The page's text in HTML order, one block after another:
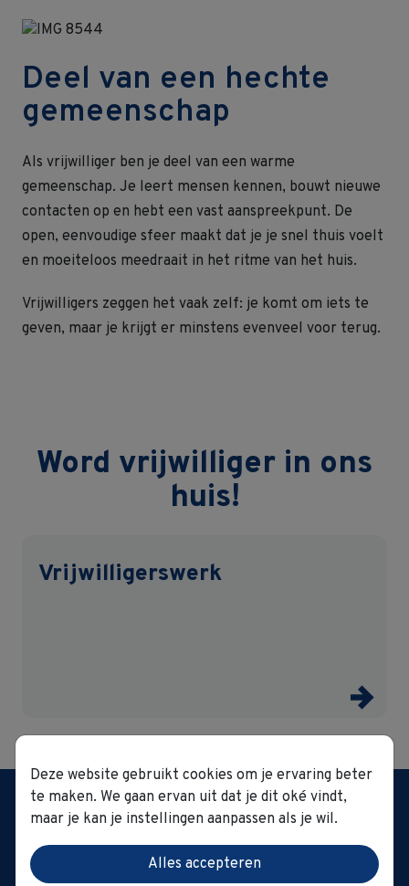
Deel van een hechte
gemeenschap
Als vrijwilliger ben je deel van een warme
gemeenschap. Je leert mensen kennen, bouwt nieuwe
contacten op en hebt een vast aanspreekpunt. De
open, eenvoudige sfeer maakt dat je je snel thuis voelt
en moeiteloos meedraait in het ritme van het huis.
Vrijwilligers zeggen het vaak zelf: je komt om iets te
geven, maar je krijgt er minstens evenveel voor terug.
Word vrijwilliger in ons
huis!
Vrijwilligerswerk
Woonzorggroep GVO
't Hoge 1 0022 | 8500
Kortrijk
Tel.:056 23 13 40|
secretariaat@gvo.be
Deze website gebruikt cookies om je ervaring beter
te maken. We gaan ervan uit dat je dit oké vindt,
maar je kan je instellingen aanpassen als je wil.
Alles accepteren